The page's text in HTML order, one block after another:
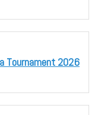
Tournament 2026